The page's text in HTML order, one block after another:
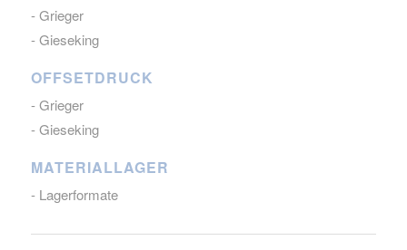
- Grieger
- Gieseking
OFFSETDRUCK
- Grieger
- Gieseking
MATERIALLAGER
- Lagerformate